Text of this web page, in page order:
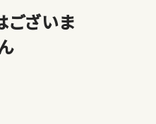
ざいま